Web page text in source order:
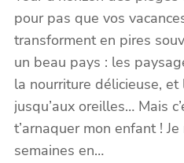
pour pas que vos
transforment en pires
un beau pays : les
la nourriture délicieuse,
jusqu’aux oreilles… Mais
t’arnaquer mon enfant !
semaines en…